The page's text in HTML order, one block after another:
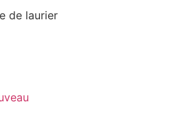
de laurier